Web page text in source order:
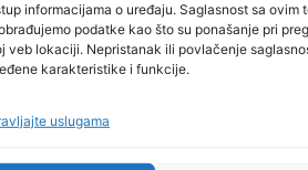
informacijama o uređaju. Saglasnost sa ovim
podatke kao što su ponašanje pri
veb lokaciji. Nepristanak ili povlačenje
karakteristike i funkcije.
uslugama
jubileja 115 godina privrednog
udruživanje u Kantonalnu
kantona i ulogu u kreiranju
sa područja našeg kantona.